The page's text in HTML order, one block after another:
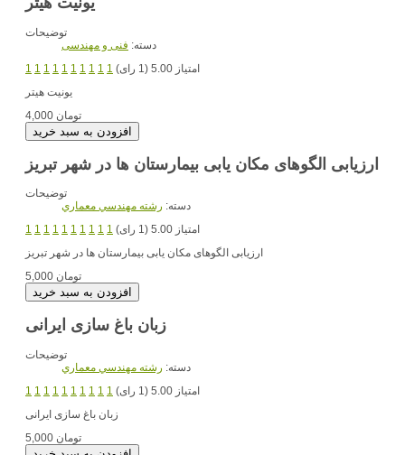
توضیحات
دسته: فنی و مهندسی
1 1 1 1 1 1 1 1 1 1
امتیاز 5.00 (1 رای)
4,000 تومان
ارزیابی الگوهای مکان یابی بیمارستان ها در شهر تبریز
توضیحات
دسته: رشته مهندسي معماري
1 1 1 1 1 1 1 1 1 1
امتیاز 5.00 (1 رای)
5,000 تومان
زبان باغ سازی ایرانی
توضیحات
دسته: رشته مهندسي معماري
1 1 1 1 1 1 1 1 1 1
امتیاز 5.00 (1 رای)
5,000 تومان